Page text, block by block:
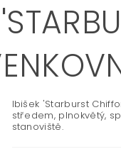
Ibišek 'Starburst
středem, plnokvětý,
stanoviště.